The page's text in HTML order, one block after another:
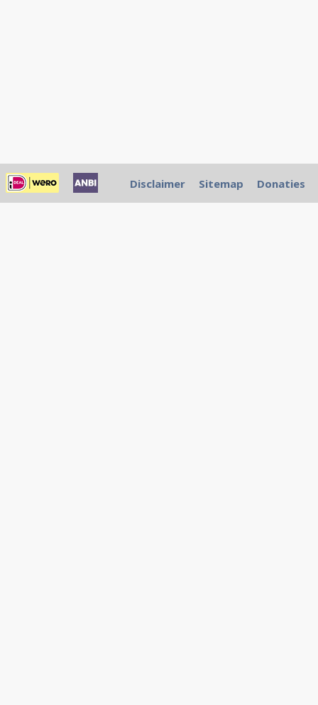
Disclaimer Sitemap Donaties